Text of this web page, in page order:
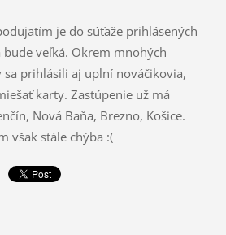
je do súťaže prihlásených
veľká. Okrem mnohých
prihlásili aj uplní nováčikovia,
karty. Zastúpenie už má
Nová Baňa, Brezno, Košice.
však stále chýba :(